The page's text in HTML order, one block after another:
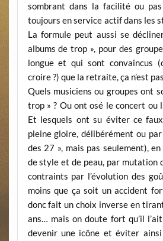
sombrant dans la facilité ou
toujours en service actif dans les
La formule peut aussi se
albums de trop », pour des
longue et qui sont convaincus
croire ?) que la retraite, ça n’est
Quels musiciens ou groupes ont
trop » ? Ou ont osé le concert ou
Et lesquels ont su éviter ce
pleine gloire, délibérément ou
des 27 », mais pas seulement),
de style et de peau, par mutation
contraints par l’évolution des
moins que ça soit un accident
donc fait un choix inverse en
ans… mais on doute fort qu’il
devenir une icône et éviter